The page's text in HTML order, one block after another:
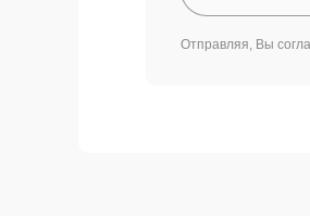
Отправляя, Вы